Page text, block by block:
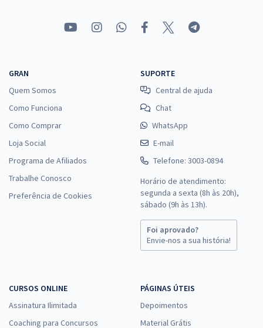
GRAN
Quem Somos
Como Funciona
Como Comprar
Loja Social
Programa de Afiliados
Trabalhe Conosco
Preferência de Cookies
SUPORTE
Central de ajuda
Chat
WhatsApp
E-mail
Telefone: 3003-0894
Horário de atendimento:
segunda a sexta (8h às 20h),
sábado (9h às 13h).
Foi aprovado?
Envie-nos a sua história!
CURSOS ONLINE
Assinatura Ilimitada
Coaching para Concursos
PÁGINAS ÚTEIS
Depoimentos
Material Grátis